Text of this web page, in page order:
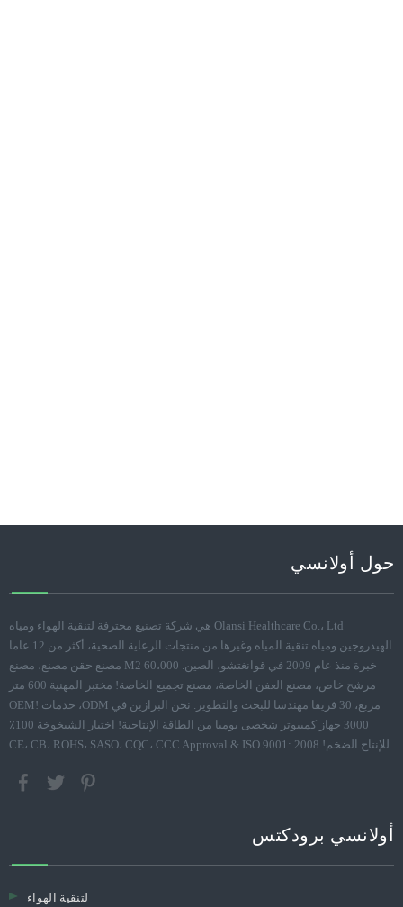
حول أولانسي
Olansi Healthcare Co.، Ltd هي شركة تصنيع محترفة لتنقية الهواء ومياه
الهيدروجين ومياه تنقية المياه وغيرها من منتجات الرعاية الصحية، أكثر من 12 عاما
خبرة منذ عام 2009 في قوانغتشو، الصين. 60،000 M2 مصنع حقن مصنع، مصنع
مرشح خاص، مصنع العفن الخاصة، مصنع تجميع الخاصة! مختبر المهنية 600 متر
مربع، 30 فريقا مهندسا للبحث والتطوير. نحن البرازين في ODM، خدمات OEM!
3000 جهاز كمبيوتر شخصى يوميا من الطاقة الإنتاجية! اختبار الشيخوخة 100٪
للإنتاج الضخم! CE، CB، ROHS، SASO، CQC، CCC Approval & ISO 9001: 2008
أولانسي برودكتس
لتنقية الهواء